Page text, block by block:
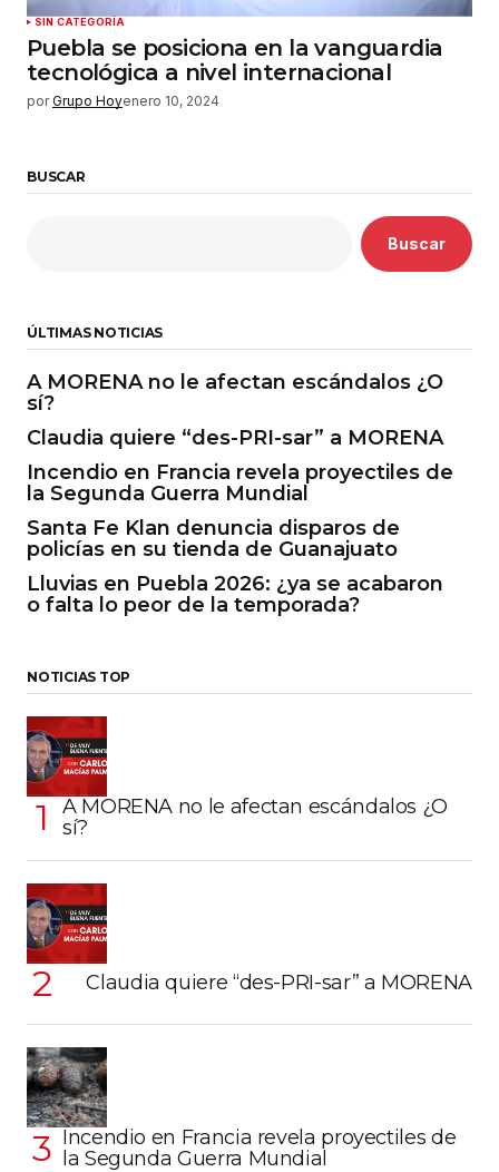
SIN CATEGORÍA
Puebla se posiciona en la vanguardia
tecnológica a nivel internacional
por Grupo Hoyenero 10, 2024
BUSCAR
Buscar
ÚLTIMAS NOTICIAS
A MORENA no le afectan escándalos ¿O
sí?
Claudia quiere “des-PRI-sar” a MORENA
Incendio en Francia revela proyectiles de
la Segunda Guerra Mundial
Santa Fe Klan denuncia disparos de
policías en su tienda de Guanajuato
Lluvias en Puebla 2026: ¿ya se acabaron
o falta lo peor de la temporada?
NOTICIAS TOP
A MORENA no le afectan escándalos ¿O
sí?
Claudia quiere “des-PRI-sar” a MORENA
Incendio en Francia revela proyectiles de
la Segunda Guerra Mundial